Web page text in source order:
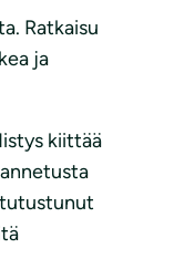
Ratkaisu
ja
kiittää
tutustunut